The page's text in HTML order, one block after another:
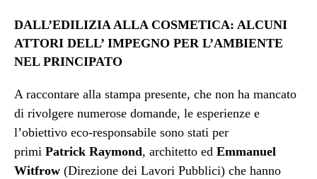
DALL’EDILIZIA ALLA COSMETICA: ALCUNI
ATTORI DELL’ IMPEGNO PER L’AMBIENTE
NEL PRINCIPATO
A raccontare alla stampa presente, che non ha mancato
di rivolgere numerose domande, le esperienze e
l’obiettivo eco-responsabile sono stati per
primi Patrick Raymond, architetto ed Emmanuel
Witfrow (Direzione dei Lavori Pubblici) che hanno